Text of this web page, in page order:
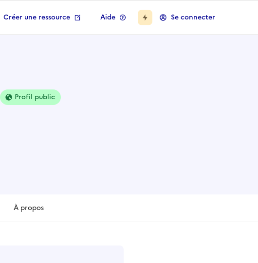
Créer une ressource Aide Se connecter
Profil public
À propos